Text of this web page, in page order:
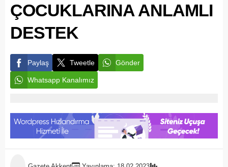
ÇOCUKLARINA ANLAMLI
DESTEK
Paylaş Tweetle Gönder
Whatsapp Kanalımız